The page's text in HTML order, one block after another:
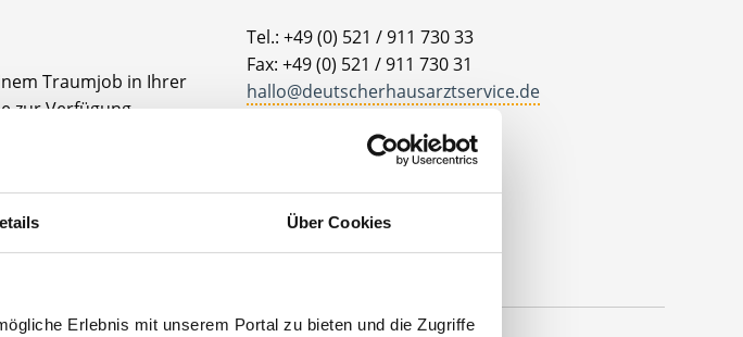
Über Cookies
Erlebnis mit unserem Portal zu bieten und die Zugriffe
Traumjob in Ihrer
zur Verfügung.
Tel.: +49 (0) 521 / 911 730 33
Fax: +49 (0) 521 / 911 730 31
hallo@deutscherhausarztservice.de
Johanneswerkstr. 4